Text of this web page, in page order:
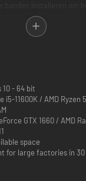
banden installeren om
Er zijn geen
module maakt
te bedenken
beslissingen bepalen
10 - 64 bit
Intel Core i5-11600K / AMD
Nvidia
space
for large factories in